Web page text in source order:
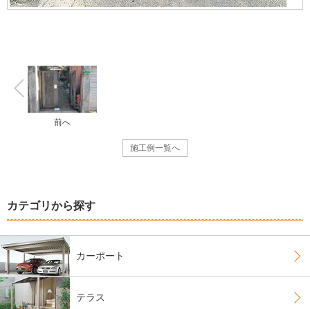
施工例一覧へ
前へ
カテゴリから探す
カーポート
テラス